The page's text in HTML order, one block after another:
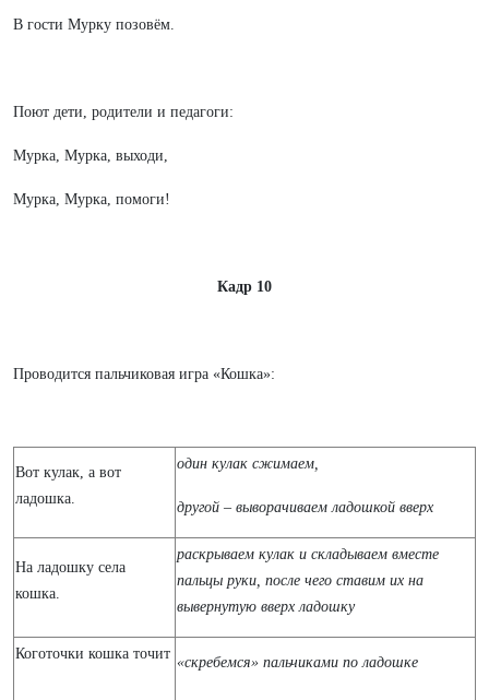
В гости Мурку позовём.
Поют дети, родители и педагоги:
Мурка, Мурка, выходи,
Мурка, Мурка, помоги!
Кадр 10
Проводится пальчиковая игра «Кошка»:
Вот кулак, а вот
ладошка.
один кулак сжимаем,
другой – выворачиваем ладошкой вверх
На ладошку села
кошка.
раскрываем кулак и складываем вместе
пальцы руки, после чего ставим их на
вывернутую вверх ладошку
Коготочки кошка точит
«скребемся» пальчиками по ладошке